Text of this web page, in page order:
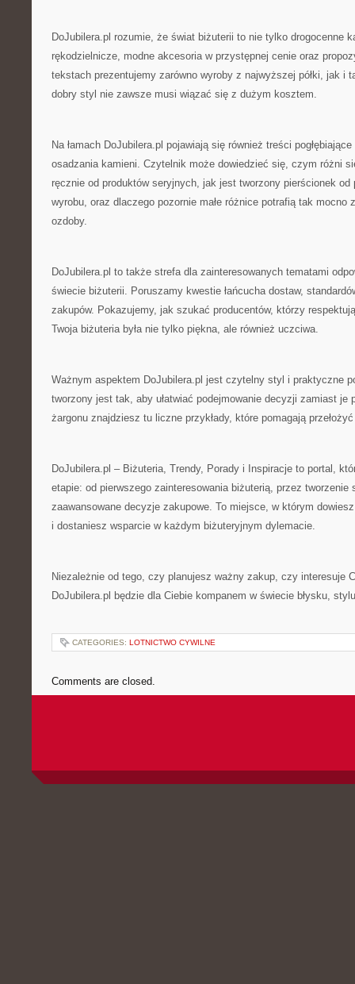
DoJubilera.pl rozumie, że świat biżuterii to nie tylko drogocenne
rękodzielnicze, modne akcesoria w przystępnej cenie oraz
tekstach prezentujemy zarówno wyroby z najwyższej półki, jak i
dobry styl nie zawsze musi wiązać się z dużym kosztem.
Na łamach DoJubilera.pl pojawiają się również treści
osadzania kamieni. Czytelnik może dowiedzieć się, czym różni
ręcznie od produktów seryjnych, jak jest tworzony pierścionek od
wyrobu, oraz dlaczego pozornie małe różnice potrafią tak mocno
ozdoby.
DoJubilera.pl to także strefa dla zainteresowanych tematami
świecie biżuterii. Poruszamy kwestie łańcucha dostaw,
zakupów. Pokazujemy, jak szukać producentów, którzy
Twoja biżuteria była nie tylko piękna, ale również uczciwa.
Ważnym aspektem DoJubilera.pl jest czytelny styl i praktyczne
tworzony jest tak, aby ułatwiać podejmowanie decyzji zamiast je
żargonu znajdziesz tu liczne przykłady, które pomagają
DoJubilera.pl – Biżuteria, Trendy, Porady i Inspiracje to portal,
etapie: od pierwszego zainteresowania biżuterią, przez tworzenie
zaawansowane decyzje zakupowe. To miejsce, w którym
i dostaniesz wsparcie w każdym biżuteryjnym dylemacie.
Niezależnie od tego, czy planujesz ważny zakup, czy interesuje
DoJubilera.pl będzie dla Ciebie kompanem w świecie błysku,
CATEGORIES: LOTNICTWO CYWILNE
Comments are closed.